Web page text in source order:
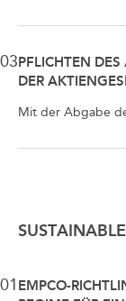
03 PFLICHTEN
DER
Mit der Abgabe
01 EMPCO-